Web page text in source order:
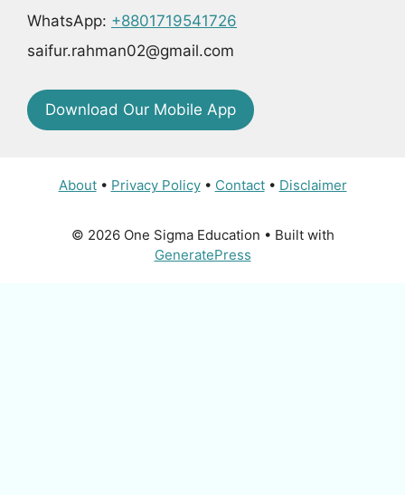
WhatsApp: +8801719541726
saifur.rahman02@gmail.com
Download Our Mobile App
About• Privacy Policy• Contact• Disclaimer
© 2026 One Sigma Education • Built with
GeneratePress